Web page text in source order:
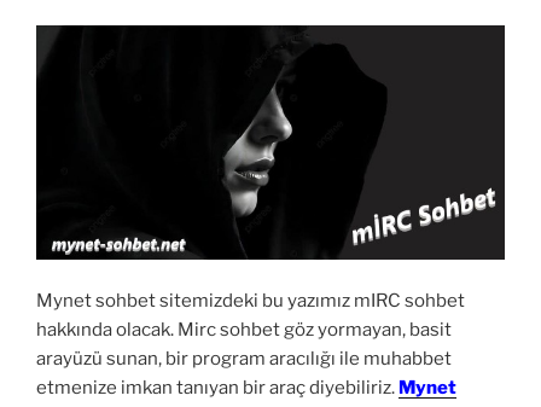
Mynet sohbet sitemizdeki bu yazımız mIRC sohbet
hakkında olacak. Mirc sohbet göz yormayan, basit
arayüzü sunan, bir program aracılığı ile muhabbet
etmenize imkan tanıyan bir araç diyebiliriz. Mynet